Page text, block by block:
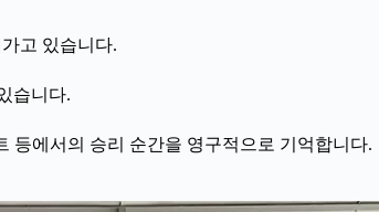
고 있습니다.
습니다.
등에서의 승리 순간을 영구적으로 기억합니다.